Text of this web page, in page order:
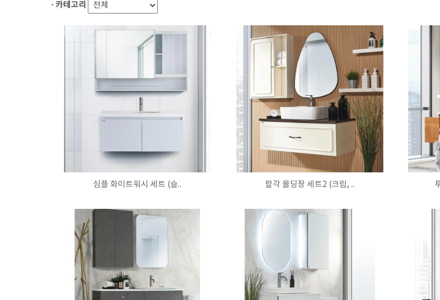
카테고리
심플 화이트워시 세트 (슬.. 팔각 몰딩장 세트2 (크림, ..